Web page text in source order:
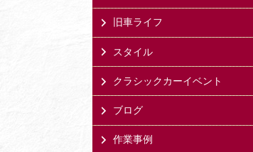
旧車ライフ
スタイル
クラシックカーイベント
ブログ
作業事例